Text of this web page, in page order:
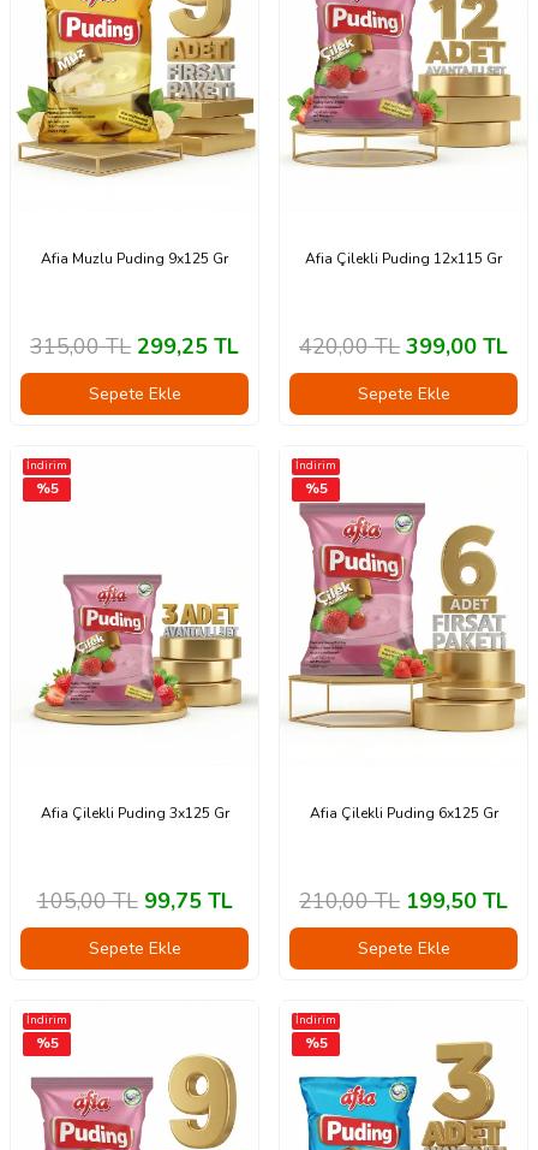
Afia Muzlu Puding 9x125 Gr
315,00TL 299,25 TL
Sepete Ekle
Afia Çilekli Puding 12x115 Gr
420,00TL 399,00 TL
Sepete Ekle
İndirim
%5
Afia Çilekli Puding 3x125 Gr
105,00TL 99,75TL
Sepete Ekle
İndirim
%5
Afia Çilekli Puding 6x125 Gr
210,00TL 199,50 TL
Sepete Ekle
İndirim
%5
İndirim
%5